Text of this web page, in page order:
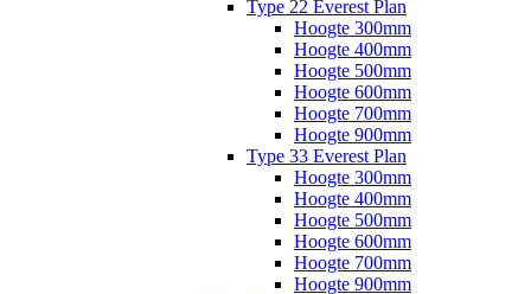
Type 22 Everest Plan
Hoogte 300mm
Hoogte 400mm
Hoogte 500mm
Hoogte 600mm
Hoogte 700mm
Hoogte 900mm
Type 33 Everest Plan
Hoogte 300mm
Hoogte 400mm
Hoogte 500mm
Hoogte 600mm
Hoogte 700mm
Hoogte 900mm